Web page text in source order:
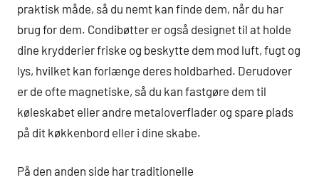
praktisk måde, så du nemt kan finde dem, når du har
brug for dem. Condibøtter er også designet til at holde
dine krydderier friske og beskytte dem mod luft, fugt og
lys, hvilket kan forlænge deres holdbarhed. Derudover
er de ofte magnetiske, så du kan fastgøre dem til
køleskabet eller andre metaloverflader og spare plads
på dit køkkenbord eller i dine skabe.
På den anden side har traditionelle